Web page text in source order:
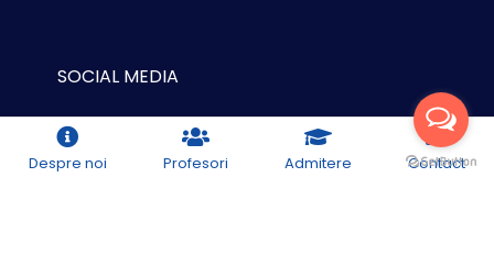
SOCIAL MEDIA
Despre noi Profesori Admitere Contact